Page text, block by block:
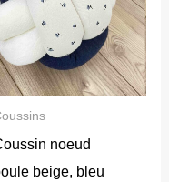
noeud
beige, bleu